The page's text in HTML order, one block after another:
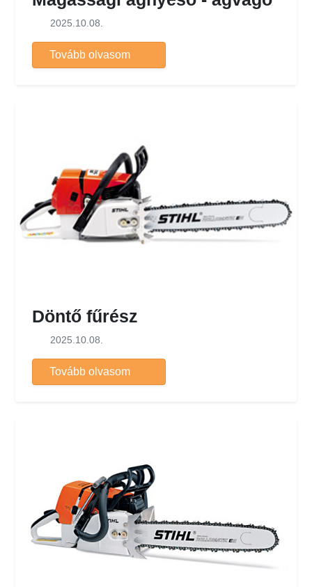
2025.10.08.
Tovább olvasom
Döntő fűrész
2025.10.08.
Tovább olvasom